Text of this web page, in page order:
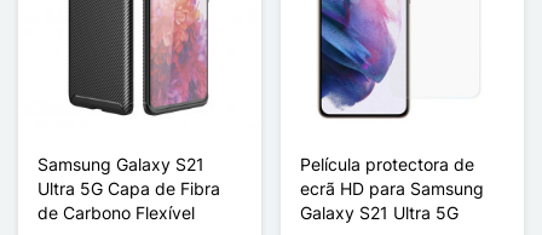
Samsung Galaxy S21
Ultra 5G Capa de Fibra
de Carbono Flexível
Película protectora de
ecrã HD para Samsung
Galaxy S21 Ultra 5G